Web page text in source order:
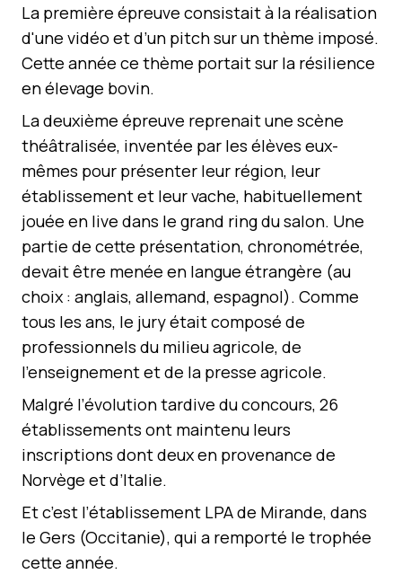
La première épreuve consistait à la réalisation
d'une vidéo et d’un pitch sur un thème imposé.
Cette année ce thème portait sur la résilience
en élevage bovin.
La deuxième épreuve reprenait une scène
théâtralisée, inventée par les élèves eux-
mêmes pour présenter leur région, leur
établissement et leur vache, habituellement
jouée en live dans le grand ring du salon. Une
partie de cette présentation, chronométrée,
devait être menée en langue étrangère (au
choix : anglais, allemand, espagnol). Comme
tous les ans, le jury était composé de
professionnels du milieu agricole, de
l’enseignement et de la presse agricole.
Malgré l’évolution tardive du concours, 26
établissements ont maintenu leurs
inscriptions dont deux en provenance de
Norvège et d’Italie.
Et c’est l’établissement LPA de Mirande, dans
le Gers (Occitanie), qui a remporté le trophée
cette année.